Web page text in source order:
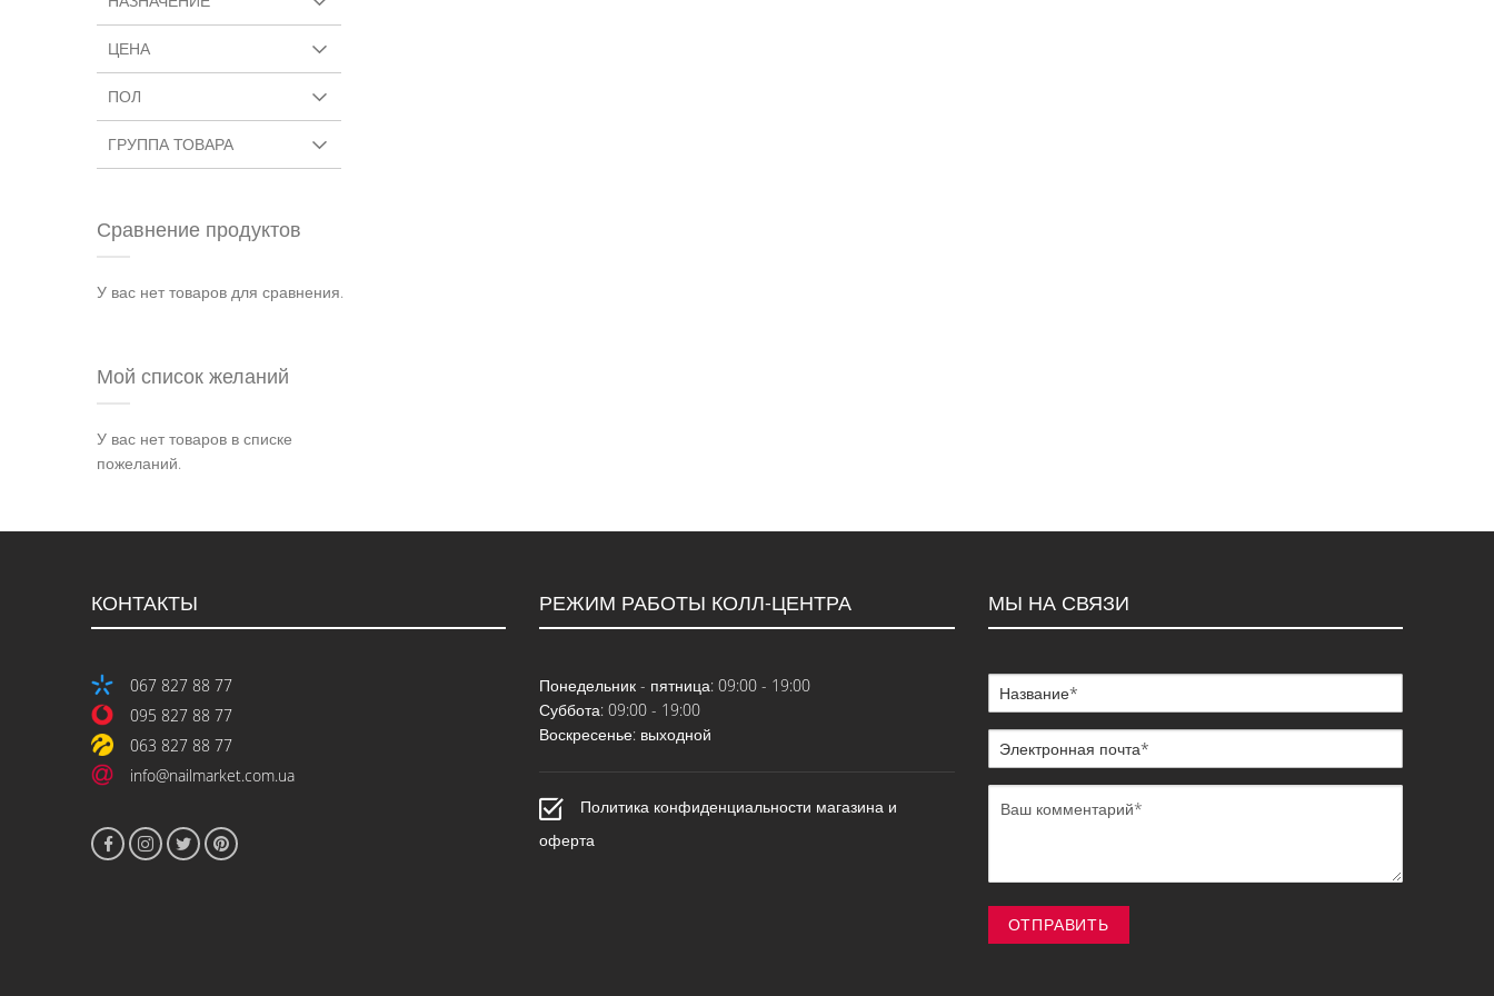
ЦЕНА
ПОЛ
ГРУППА ТОВАРА
Сравнение продуктов
У вас нет товаров для сравнения.
Мой список желаний
У вас нет товаров в списке
пожеланий.
КОНТАКТЫ
067 827 88 77
095 827 88 77
063 827 88 77
info@nailmarket.com.ua
РЕЖИМ РАБОТЫ КОЛЛ-ЦЕНТРА
Понедельник - пятница: 09:00 - 19:00
Суббота: 09:00 - 19:00
Воскресенье: выходной
Политика конфиденциальности магазина и
оферта
МЫ НА СВЯЗИ
ОТПРАВИТЬ